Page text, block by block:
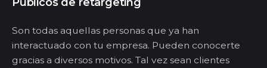
Son todas aquellas personas que ya han
interactuado con tu empresa. Pueden conocerte
gracias a diversos motivos. Tal vez sean clientes